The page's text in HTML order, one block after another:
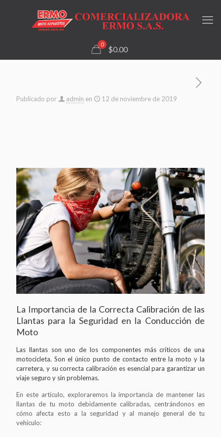
0
$0.00
Publicado por admin en 12 de noviembre de 2019
La Importancia de la Correcta Calibración de las
Llantas para la Seguridad en la Conducción de
Moto
Las llantas son uno de los componentes más críticos de una
motocicleta. Son el único punto de contacto entre la moto y la
carretera, y su correcta calibración es esencial para garantizar un
viaje seguro y sin problemas.
En este artículo, exploraremos la importancia de mantener las
llantas de tu moto debidamente calibradas, centrándonos en
cómo afecta esto a la seguridad y al manejo general de tu
vehículo: